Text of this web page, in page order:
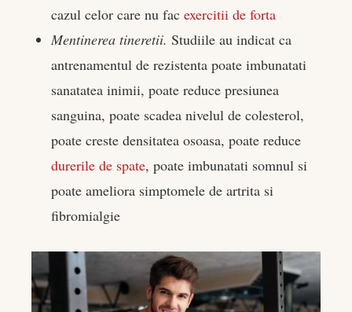
cazul celor care nu fac exercitii de forta
Mentinerea tineretii. Studiile au indicat ca
antrenamentul de rezistenta poate imbunatati
sanatatea inimii, poate reduce presiunea
sanguina, poate scadea nivelul de colesterol,
poate creste densitatea osoasa, poate reduce
durerile de spate, poate imbunatati somnul si
poate ameliora simptomele de artrita si
fibromialgie